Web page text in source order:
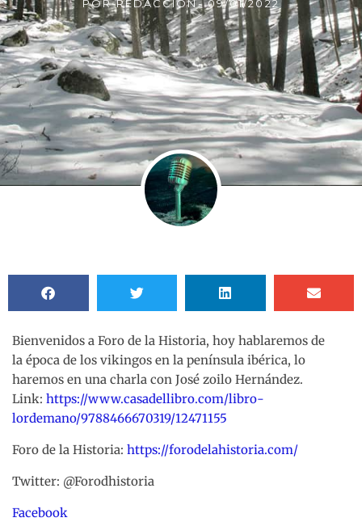
PORREDACCIÓN- 09/01/2022
Bienvenidos a Foro de la Historia, hoy hablaremos de
la época de los vikingos en la península ibérica, lo
haremos en una charla con José zoilo Hernández.
Link: https://www.casadellibro.com/libro-
lordemano/9788466670319/12471155
Foro de la Historia: https://forodelahistoria.com/
Twitter: @Forodhistoria
Facebook